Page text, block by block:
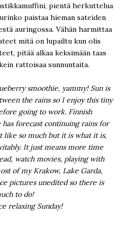
pientä herkuttelua
paistaa hieman sateiden
auringossa. Vähän harmittaa
mitä on lupailtu kun olis
pitää alkaa keksimään taas
rattoisaa sunnuntaita.
smoothie, yammy! Sun is
the rains so I enjoy this tiny
going to work. Finnish
forecast continuing rains for
like so much but it is what it is,
It just means more time
watch movies, playing with
of my Krakow, Lake Garda,
pictures unedited so there is
to do!
relaxing Sunday!